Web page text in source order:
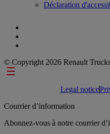
Déclaration
© Copyright 2026 Renault
Footer links
Legal notice
Courrier d’information
Abonnez-vous à notre courrier